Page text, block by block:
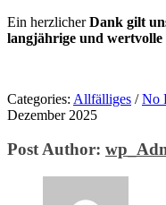
Ein herzlicherDank gilt
langjährige und
Categories: Allfälliges / No
Dezember 2025
Post Author: